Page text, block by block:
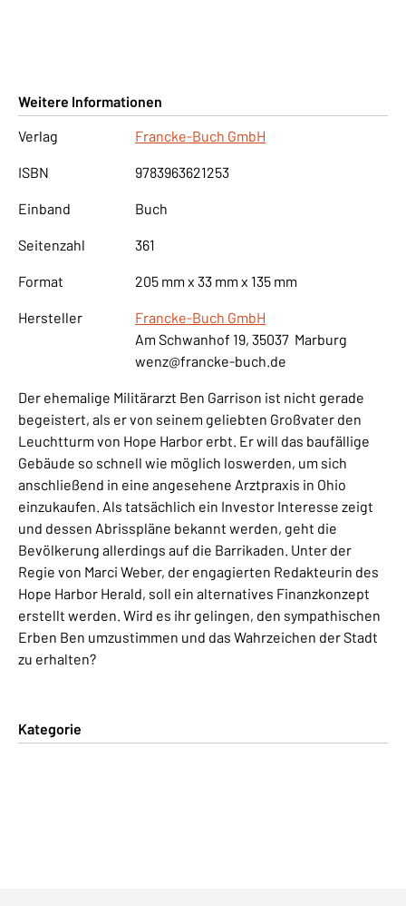
Weitere Informationen
Verlag
Francke-Buch GmbH
ISBN 9783963621253
Einband Buch
Seitenzahl 361
Format 205 mm x 33 mm x 135 mm
Hersteller
Francke-Buch GmbH
Am Schwanhof 19, 35037 Marburg
wenz@francke-buch.de
Der ehemalige Militärarzt Ben Garrison ist nicht gerade
begeistert, als er von seinem geliebten Großvater den
Leuchtturm von Hope Harbor erbt. Er will das baufällige
Gebäude so schnell wie möglich loswerden, um sich
anschließend in eine angesehene Arztpraxis in Ohio
einzukaufen. Als tatsächlich ein Investor Interesse zeigt
und dessen Abrisspläne bekannt werden, geht die
Bevölkerung allerdings auf die Barrikaden. Unter der
Regie von Marci Weber, der engagierten Redakteurin des
Hope Harbor Herald, soll ein alternatives Finanzkonzept
erstellt werden. Wird es ihr gelingen, den sympathischen
Erben Ben umzustimmen und das Wahrzeichen der Stadt
zu erhalten?
Kategorie